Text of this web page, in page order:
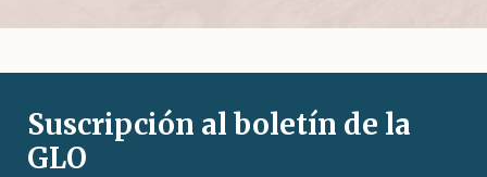
Suscripción al boletín de la
GLO